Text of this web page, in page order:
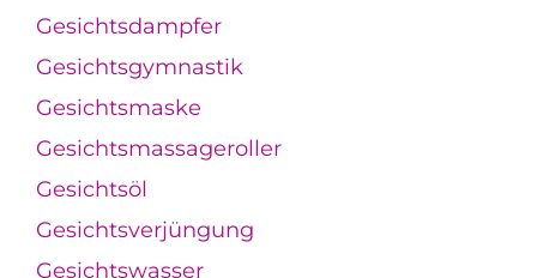
Gesichtsdampfer
Gesichtsgymnastik
Gesichtsmaske
Gesichtsmassageroller
Gesichtsöl
Gesichtsverjüngung
Gesichtswasser